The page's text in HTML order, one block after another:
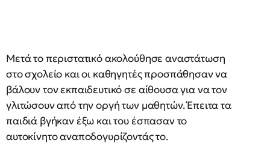
Μετά το περιστατικό ακολούθησε αναστάτωση
στο σχολείο και οι καθηγητές προσπάθησαν να
βάλουν τον εκπαιδευτικό σε αίθουσα για να τον
γλιτώσουν από την οργή των μαθητών. Έπειτα τα
παιδιά βγήκαν έξω και του έσπασαν το
αυτοκίνητο αναποδογυρίζοντάς το.